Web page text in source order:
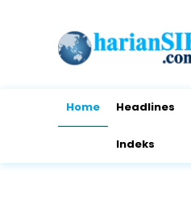
Home Headlines
Indeks